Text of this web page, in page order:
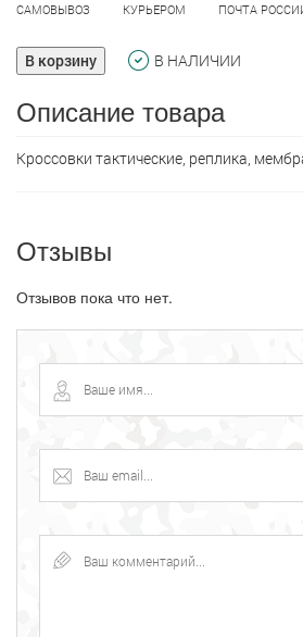
САМОВЫВОЗ КУРЬЕРОМ ПОЧТА
В корзину В НАЛИЧИИ
Описание товара
Кроссовки тактические, реплика,
Отзывы
Отзывов пока что нет.